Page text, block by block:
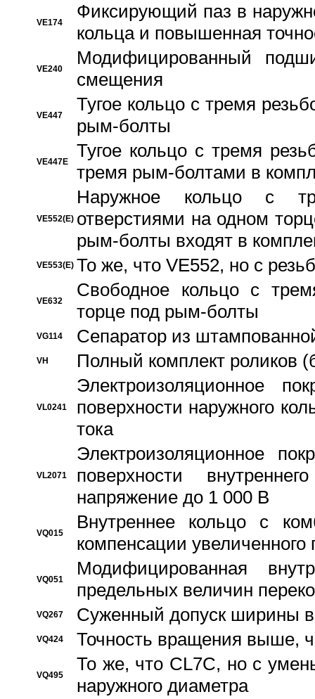
VE174
Фиксирующий паз в
кольца и повышенная
VE240
Модифицированный
смещения
VE447
Тугое кольцо с тремя
рым-болты
VE447E
Тугое кольцо с тремя
тремя рым-болтами в
VE552(E)
Наружное кольцо с
отверстиями на одном
рым-болты входят в
VE553(E) То же, что VE552, но с
VE632
Свободное кольцо с
торце под рым-болты
VG114 Сепаратор из
VH Полный комплект роликов
VL0241
Электроизоляционное
поверхности наружного
тока
VL2071
Электроизоляционное
поверхности
напряжение до 1 000 В
VQ015
Bнутреннее кольцо с
компенсации увеличенного
VQ051
Модифицированная
предельных величин
VQ267 Суженный допуск ширины
VQ424 Точность вращения выше,
VQ495
То же, что CL7C, но с
наружного диаметра